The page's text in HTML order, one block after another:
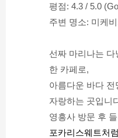
평점: 4.3 / 5.0
주변 명소: 미케
선짜 마리나는 다
한 카페로,
아름다운 바다
자랑하는 곳입니
영흥사 방문 후
포카리스웨트처